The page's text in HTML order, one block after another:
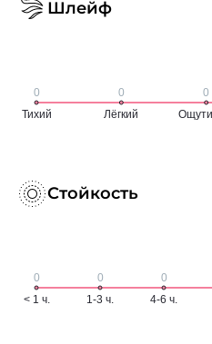
Шлейф
Стойкость